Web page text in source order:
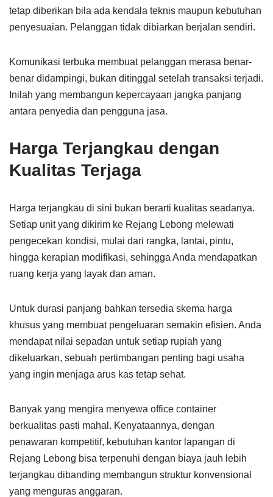
tetap diberikan bila ada kendala teknis maupun kebutuhan
penyesuaian. Pelanggan tidak dibiarkan berjalan sendiri.
Komunikasi terbuka membuat pelanggan merasa benar-
benar didampingi, bukan ditinggal setelah transaksi terjadi.
Inilah yang membangun kepercayaan jangka panjang
antara penyedia dan pengguna jasa.
Harga Terjangkau dengan
Kualitas Terjaga
Harga terjangkau di sini bukan berarti kualitas seadanya.
Setiap unit yang dikirim ke Rejang Lebong melewati
pengecekan kondisi, mulai dari rangka, lantai, pintu,
hingga kerapian modifikasi, sehingga Anda mendapatkan
ruang kerja yang layak dan aman.
Untuk durasi panjang bahkan tersedia skema harga
khusus yang membuat pengeluaran semakin efisien. Anda
mendapat nilai sepadan untuk setiap rupiah yang
dikeluarkan, sebuah pertimbangan penting bagi usaha
yang ingin menjaga arus kas tetap sehat.
Banyak yang mengira menyewa office container
berkualitas pasti mahal. Kenyataannya, dengan
penawaran kompetitif, kebutuhan kantor lapangan di
Rejang Lebong bisa terpenuhi dengan biaya jauh lebih
terjangkau dibanding membangun struktur konvensional
yang menguras anggaran.